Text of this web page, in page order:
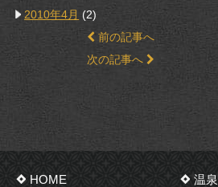
2010年4月 (2)
前の記事へ
次の記事へ
HOME
温泉